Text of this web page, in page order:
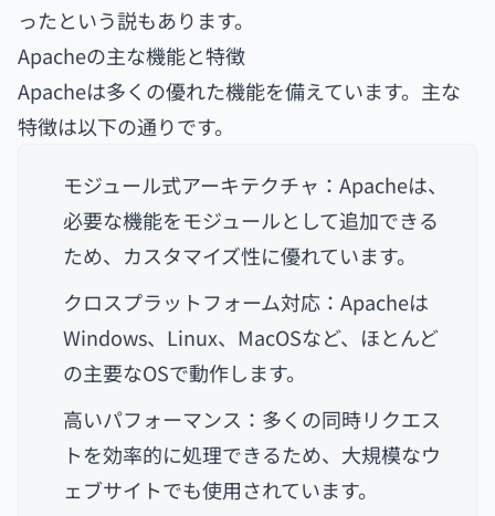
ったという説もあります。
Apacheの主な機能と特徴
Apacheは多くの優れた機能を備えています。主な
特徴は以下の通りです。
モジュール式アーキテクチャ：Apacheは、
必要な機能をモジュールとして追加できる
ため、カスタマイズ性に優れています。
クロスプラットフォーム対応：Apacheは
Windows、Linux、MacOSなど、ほとんど
の主要なOSで動作します。
高いパフォーマンス：多くの同時リクエス
トを効率的に処理できるため、大規模なウ
ェブサイトでも使用されています。